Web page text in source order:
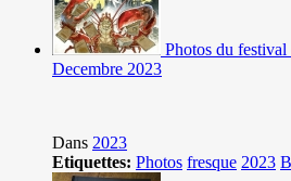
Photos du
Decembre 2023
Dans 2023
Etiquettes: Photos fresque 2023